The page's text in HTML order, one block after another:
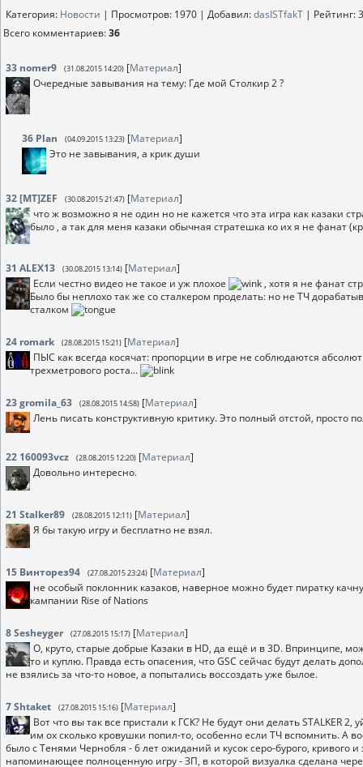
Категория: Новости | Просмотров: 1970 | Добавил:dasISTfakT | Рейтинг:
Всего комментариев:36
33 nomer9 (31.08.2015 14:20) [Материал]
Очередные завывания на тему: Где мой Столкир 2 ?
36 Plan (04.09.2015 13:23) [Материал]
Это не завывания, а крик души
32[MT]ZEF (30.08.2015 21:47) [Материал]
что ж возможно я не один но не кажется что эта игра как казаки
было , а так для меня казаки обычная стратешка ко их я не фанат
31 ALEX13 (30.08.2015 13:14) [Материал]
Если честно видео не такое и уж плохое
, хотя я не фанат
Было бы неплохо так же со сталкером проделать: но не ТЧ
сталком
24 romark (28.08.2015 15:21) [Материал]
ПЫС как всегда косячат: пропорции в игре не соблюдаются
трехметрового роста...
23gromila_63 (28.08.2015 14:58) [Материал]
Лень писать конструктивную критику. Это полный отстой, просто
22 160093vcz (28.08.2015 12:20) [Материал]
Довольно интересно.
21 Stalker89 (28.08.2015 12:11) [Материал]
Я бы такую игру и бесплатно не взял.
15 Винторез94 (27.08.2015 23:24) [Материал]
не особый поклонник казаков, наверное можно будет пиратку
кампании Rise of Nations
8Sesheyger (27.08.2015 15:17) [Материал]
О, круто, старые добрые Казаки в HD, да ещё и в 3D. Впринципе,
то и куплю. Правда есть опасения, что GSC сейчас будут делать
не взялись за что-то новое, а попытались воссоздать уже былое.
7Shtaket (27.08.2015 15:16) [Материал]
Вот что вы так все пристали к ГСК? Не будут они делать STALKER
им ох сколько кровушки попил-то, особенно если ТЧ вспомнить. А
было с Тенями Чернобля - 6 лет ожиданий и кусок серо-бурого, кривого
напоминающее полноценную игру - ЗП, в которой визуалка сделана